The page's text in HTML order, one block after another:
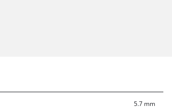
5.7 mm